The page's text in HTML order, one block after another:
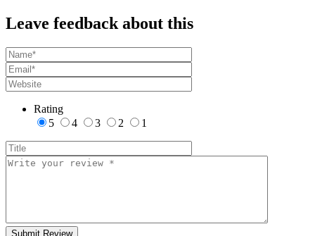
Leave feedback about this
Rating
5
4 3 2 1